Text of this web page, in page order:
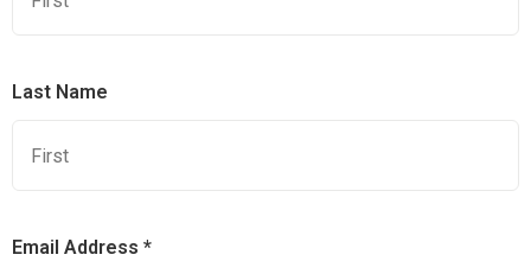
Last Name
Email Address *